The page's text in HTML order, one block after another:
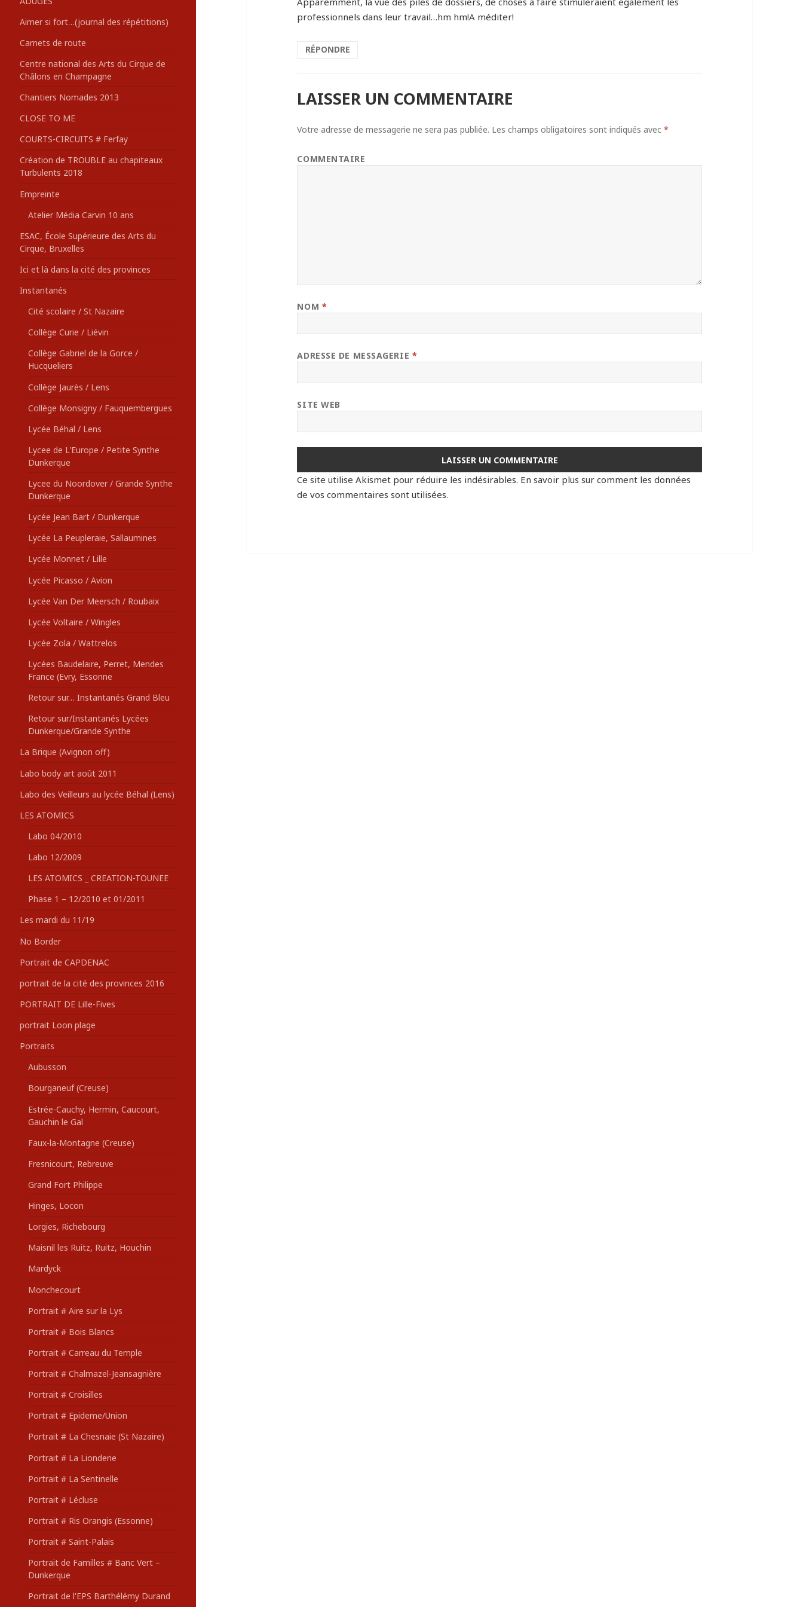
:Aimer si fort…(journal des répétitions)
Carnets de route
Centre national des Arts du Cirque de
Châlons en Champagne
Chantiers Nomades 2013
CLOSE TO ME
COURTS-CIRCUITS # Ferfay
Création de TROUBLE au chapiteaux
Turbulents 2018
Empreinte
Atelier Média Carvin 10 ans
ESAC, École Supérieure des Arts du
Cirque, Bruxelles
Ici et là dans la cité des provinces
Instantanés
Cité scolaire / St Nazaire
Collège Curie / Liévin
Collège Gabriel de la Gorce /
Hucqueliers
Collège Jaurès / Lens
Collège Monsigny / Fauquembergues
Lycée Béhal / Lens
Lycee de L'Europe / Petite Synthe
Dunkerque
Lycee du Noordover / Grande Synthe
Dunkerque
Lycée Jean Bart / Dunkerque
Lycée La Peupleraie, Sallaumines
Lycée Monnet / Lille
Lycée Picasso / Avion
Lycée Van Der Meersch / Roubaix
Lycée Voltaire / Wingles
Lycée Zola / Wattrelos
Lycées Baudelaire, Perret, Mendes
France (Evry, Essonne
Retour sur… Instantanés Grand Bleu
Retour sur/Instantanés Lycées
Dunkerque/Grande Synthe
La Brique (Avignon off)
Labo body art août 2011
Labo des Veilleurs au lycée Béhal (Lens)
LES ATOMICS
Labo 04/2010
Labo 12/2009
LES ATOMICS _ CREATION-TOUNEE
Phase 1 – 12/2010 et 01/2011
Les mardi du 11/19
No Border
Portrait de CAPDENAC
portrait de la cité des provinces 2016
PORTRAIT DE Lille-Fives
portrait Loon plage
Portraits
Aubusson
Bourganeuf (Creuse)
Estrée-Cauchy, Hermin, Caucourt,
Gauchin le Gal
Faux-la-Montagne (Creuse)
Fresnicourt, Rebreuve
Grand Fort Philippe
Hinges, Locon
Lorgies, Richebourg
Maisnil les Ruitz, Ruitz, Houchin
Mardyck
Monchecourt
Portrait # Aire sur la Lys
Portrait # Bois Blancs
Portrait # Carreau du Temple
Portrait # Chalmazel-Jeansagnière
Portrait # Croisilles
Portrait # Epideme/Union
Portrait # La Chesnaie (St Nazaire)
Portrait # La Lionderie
Portrait # La Sentinelle
Portrait # Lécluse
Portrait # Ris Orangis (Essonne)
Portrait # Saint-Palais
Portrait de Familles # Banc Vert –
Dunkerque
Portrait de l'EPS Barthélémy Durand
professionnels dans leur travail…hm hm!A méditer!
RÉPONDRE
LAISSER UN COMMENTAIRE
Votre adresse de messagerie ne sera pas publiée. Les champs obligatoires sont indiqués avec*
COMMENTAIRE
NOM *
ADRESSE DE MESSAGERIE *
SITE WEB
Ce site utilise Akismet pour réduire les indésirables. En savoir plus sur comment les données
de vos commentaires sont utilisées.